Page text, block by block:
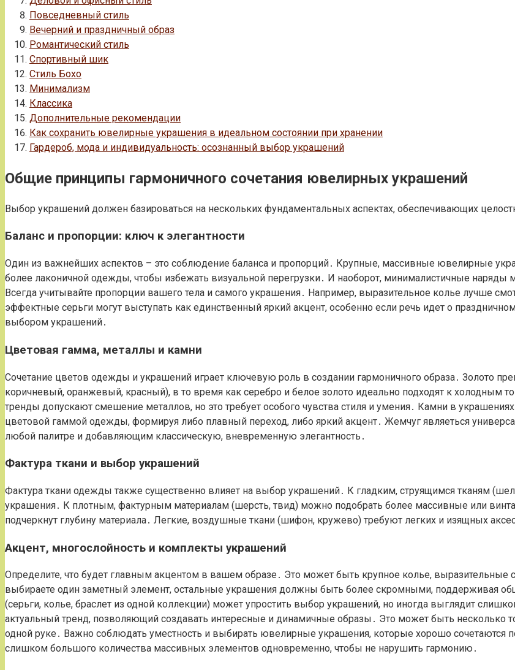
Повседневный стиль
Вечерний и праздничный образ
Романтический стиль
Спортивный шик
Стиль Бохо
Минимализм
Классика
Дополнительные рекомендации
Как сохранить ювелирные украшения в идеальном состоянии при хранении
Гардероб, мода и индивидуальность: осознанный выбор украшений
Общие принципы гармоничного сочетания ювелирных украшений
Выбор украшений должен базироваться на нескольких фундаментальных аспектах, обеспечивающих
Баланс и пропорции: ключ к элегантности
Один из важнейших аспектов – это соблюдение баланса и пропорций․ Крупные, массивные ювелирные
более лаконичной одежды, чтобы избежать визуальной перегрузки․ И наоборот, минималистичные
Всегда учитывайте пропорции вашего тела и самого украшения․ Например, выразительное колье лучше
эффектные серьги могут выступать как единственный яркий акцент, особенно если речь идет о
выбором украшений․
Цветовая гамма, металлы и камни
Сочетание цветов одежды и украшений играет ключевую роль в создании гармоничного образа․ Золото
коричневый, оранжевый, красный), в то время как серебро и белое золото идеально подходят к
тренды допускают смешение металлов, но это требует особого чувства стиля и умения․ Камни в
цветовой гаммой одежды, формируя либо плавный переход, либо яркий акцент․ Жемчуг являеться
любой палитре и добавляющим классическую, вневременную элегантность․
Фактура ткани и выбор украшений
Фактура ткани одежды также существенно влияет на выбор украшений․ К гладким, струящимся тканям
украшения․ К плотным, фактурным материалам (шерсть, твид) можно подобрать более массивные или
подчеркнут глубину материала․ Легкие, воздушные ткани (шифон, кружево) требуют легких и изящных
Акцент, многослойность и комплекты украшений
Определите, что будет главным акцентом в вашем образе․ Это может быть крупное колье,
выбираете один заметный элемент, остальные украшения должны быть более скромными, поддерживая
(серьги, колье, браслет из одной коллекции) может упростить выбор украшений, но иногда выглядит
актуальный тренд, позволяющий создавать интересные и динамичные образы․ Это может быть несколько
одной руке․ Важно соблюдать уместность и выбирать ювелирные украшения, которые хорошо сочетаются
слишком большого количества массивных элементов одновременно, чтобы не нарушить гармонию․